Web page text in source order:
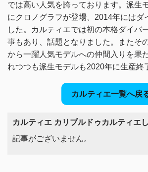
では高い人気を誇っております。 派生
にクロノグラフが登場、2014年にはダ
した。
カルティエでは初の本格ダイバ
事もあり、話題となりました。
またそ
から一躍人気モデルへの仲間入りを果
れつつも派生モデルも2020年に生産終
カルティエ一覧へ戻
カルティエ カリブルドゥカルティエ
記事がございません。